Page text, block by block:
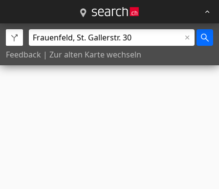
Feedback | Zur alten Karte wechseln